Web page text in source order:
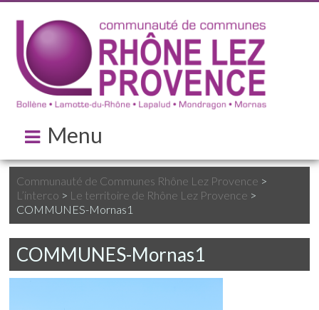
Menu
Communauté de Communes Rhône Lez Provence >
L’interco > Le territoire de Rhône Lez Provence >
COMMUNES-Mornas1
COMMUNES-Mornas1